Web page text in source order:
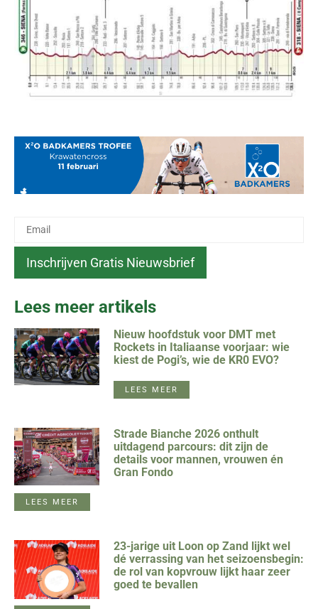
Lees meer artikels
Nieuw hoofdstuk voor DMT met
Rockets in Italiaanse voorjaar: wie
kiest de Pogi’s, wie de KR0 EVO?
LEES MEER
Strade Bianche 2026 onthult
uitdagend parcours: dit zijn de
details voor mannen, vrouwen én
Gran Fondo
LEES MEER
23-jarige uit Loon op Zand lijkt wel
dé verrassing van het seizoensbegin:
de rol van kopvrouw lijkt haar zeer
goed te bevallen